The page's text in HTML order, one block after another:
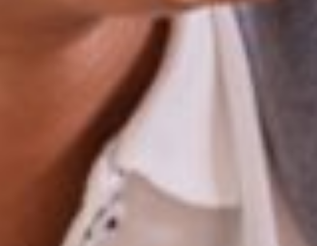
et stabilité professionnelle des
conduit à amplifier nos actions pour
assurer que toutes ont acquis les
écoute des équipes :
en plus de la
nos collaborateurs. Nous nous engageons
en mesurer les progrès ensemble. Votre
permet à chaque habitant de